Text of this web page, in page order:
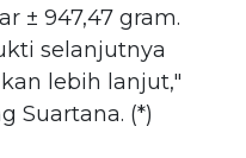
± 947,47 gram.
selanjutnya
lebih lanjut,"
Suartana. (*)